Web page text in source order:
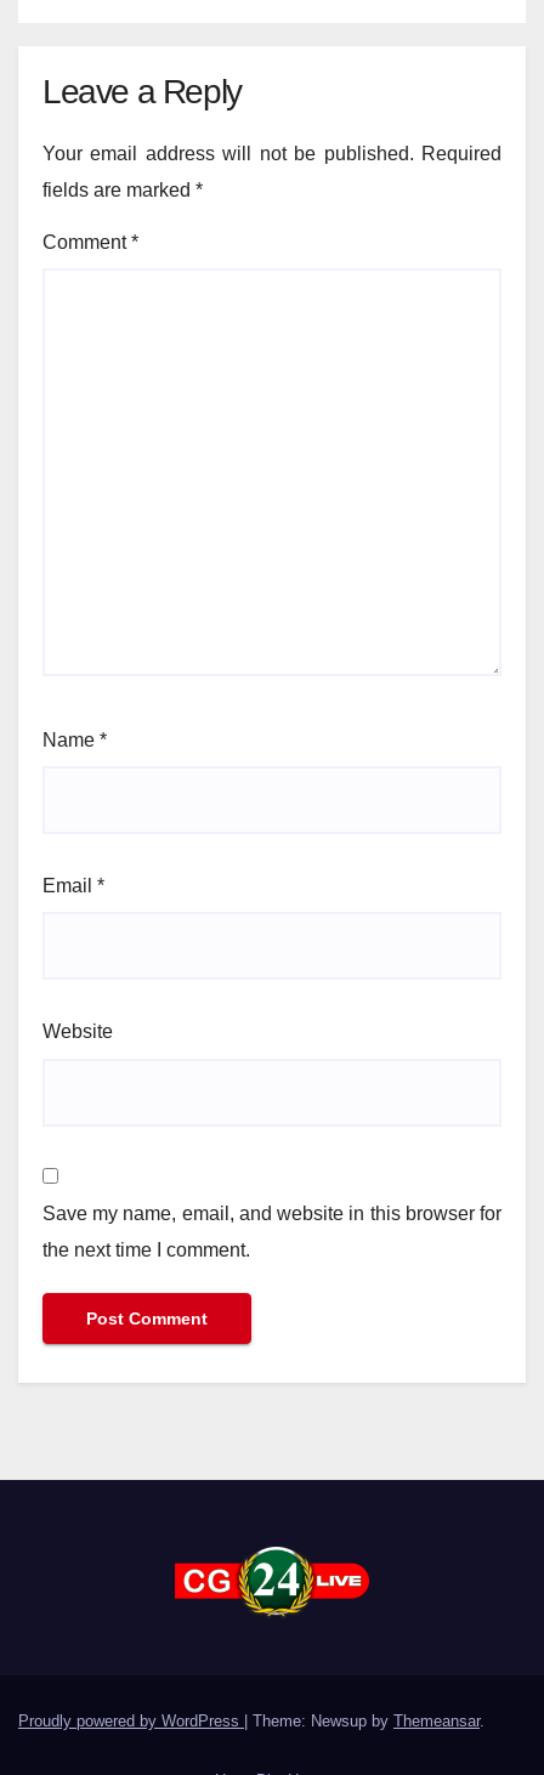
Leave a Reply
Your email address will not be published. Required
fields are marked *
Comment*
Name *
Email *
Website
Save my name, email, and website in this browser for
the next time I comment.
Proudly powered by WordPress Theme: Newsup by Themeansar.